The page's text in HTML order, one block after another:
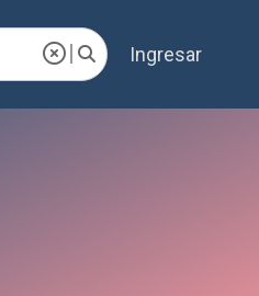
Ingresar